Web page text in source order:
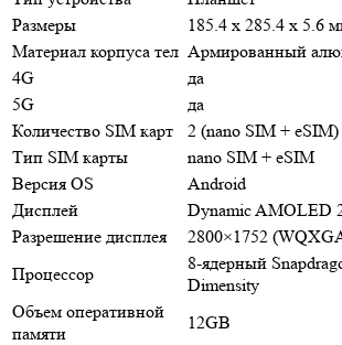
Размеры
185.4 x 285.4 x 5.6
Материал корпуса тел Армированный
4G
да
5G
да
Количество SIM карт
2 (nano SIM + eSIM)
Тип SIM карты
nano SIM + eSIM
Версия OS
Android
Дисплей
Dynamic AMOLED
Разрешение дисплея
2800×1752
Процессор
8-ядерный
Dimensity
Объем оперативной
памяти
12GB